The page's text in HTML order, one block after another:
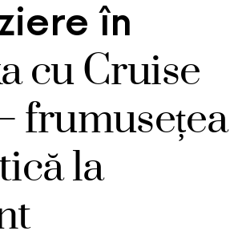
în
cu Cruise
frumusețea
la